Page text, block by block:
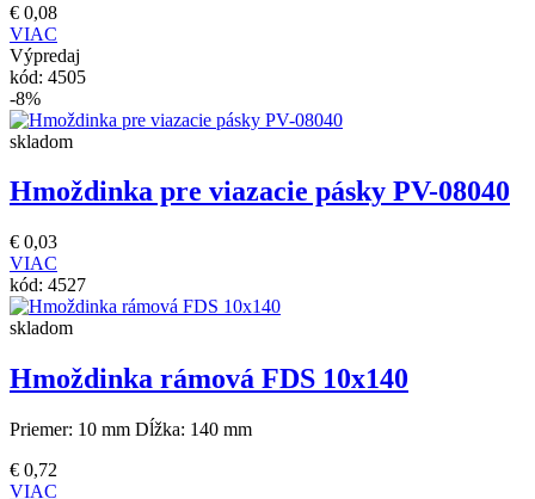
€ 0,08
VIAC
Výpredaj
kód: 4505
-8%
skladom
Hmoždinka pre viazacie pásky PV-08040
€ 0,03
VIAC
kód: 4527
skladom
Hmoždinka rámová FDS 10x140
Priemer: 10 mm Dĺžka: 140 mm
€ 0,72
VIAC